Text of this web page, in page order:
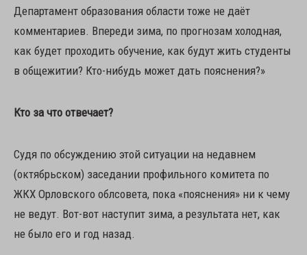
Департамент образования области тоже не даёт
комментариев. Впереди зима, по прогнозам холодная,
как будет проходить обучение, как будут жить студенты
в общежитии? Кто-нибудь может дать пояснения?»
Кто за что отвечает?
Судя по обсуждению этой ситуации на недавнем
(октябрьском) заседании профильного комитета по
ЖКХ Орловского облсовета, пока «пояснения» ни к чему
не ведут. Вот-вот наступит зима, а результата нет, как
не было его и год назад.